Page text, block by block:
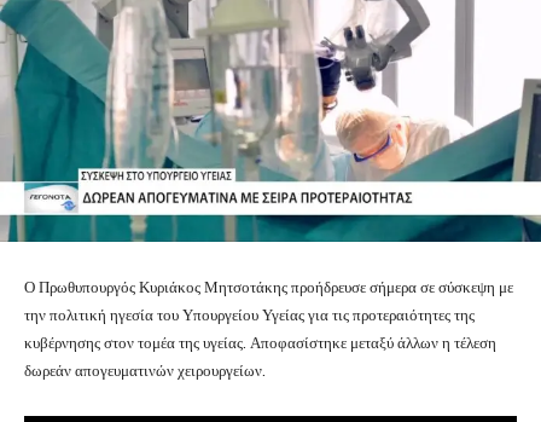
Ο Πρωθυπουργός Κυριάκος Μητσοτάκης προήδρευσε σήμερα σε σύσκεψη με
την πολιτική ηγεσία του Υπουργείου Υγείας για τις προτεραιότητες της
κυβέρνησης στον τομέα της υγείας. Αποφασίστηκε μεταξύ άλλων η τέλεση
δωρεάν απογευματινών χειρουργείων.